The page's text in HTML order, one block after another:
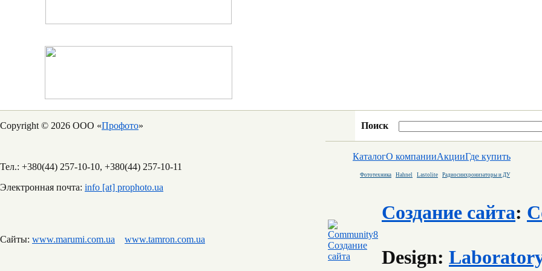
Copyright © 2026 ООО «Профото»
Тел.: +380(44) 257-10-10, +380(44) 257-10-11
Электронная почта: info [at] prophoto.ua
Сайты: www.marumi.com.ua www.tamron.com.ua
Поиск
КаталогО компанииАкцииГде купить
Фототехника Hahnel Lastolite Радиосинхронизаторы и ДУ
Создание сайта:
Design: